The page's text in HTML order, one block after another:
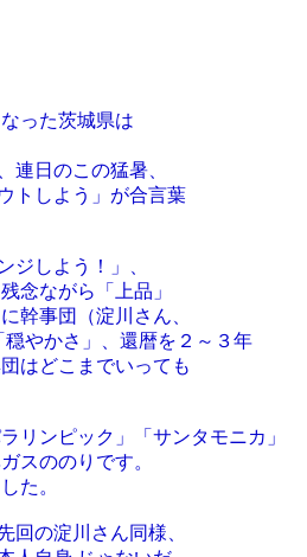
った茨城県は
連日のこの猛暑、
トしよう」が合言葉
ジしよう！」、
念ながら「上品」
幹事団（淀川さん、
やかさ」、還暦を２～３年
はどこまでいっても
リンピック」「サンタモニカ」
スののりです。
た。
回の淀川さん同様、